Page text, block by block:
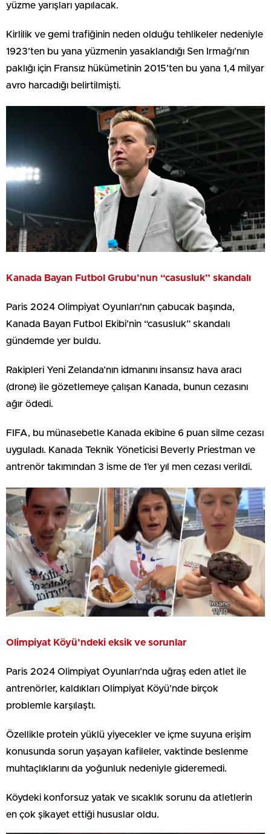
yüzme yarışları yapılacak.
Kirlilik ve gemi trafiğinin neden olduğu tehlikeler nedeniyle
1923’ten bu yana yüzmenin yasaklandığı Sen Irmağı’nın
paklığı için Fransız hükümetinin 2015’ten bu yana 1,4 milyar
avro harcadığı belirtilmişti.
Kanada Bayan Futbol Grubu’nun “casusluk” skandalı
Paris 2024 Olimpiyat Oyunları’nın çabucak başında,
Kanada Bayan Futbol Ekibi’nin “casusluk” skandalı
gündemde yer buldu.
Rakipleri Yeni Zelanda’nın idmanını insansız hava aracı
(drone) ile gözetlemeye çalışan Kanada, bunun cezasını
ağır ödedi.
FIFA, bu münasebetle Kanada ekibine 6 puan silme cezası
uyguladı. Kanada Teknik Yöneticisi Beverly Priestman ve
antrenör takımından 3 isme de 1’er yıl men cezası verildi.
Olimpiyat Köyü’ndeki eksik ve sorunlar
Paris 2024 Olimpiyat Oyunları’nda uğraş eden atlet ile
antrenörler, kaldıkları Olimpiyat Köyü’nde birçok
problemle karşılaştı.
Özellikle protein yüklü yiyecekler ve içme suyuna erişim
konusunda sorun yaşayan kafileler, vaktinde beslenme
muhtaçlıklarını da yoğunluk nedeniyle gideremedi.
Köydeki konforsuz yatak ve sıcaklık sorunu da atletlerin
en çok şikayet ettiği hususlar oldu.